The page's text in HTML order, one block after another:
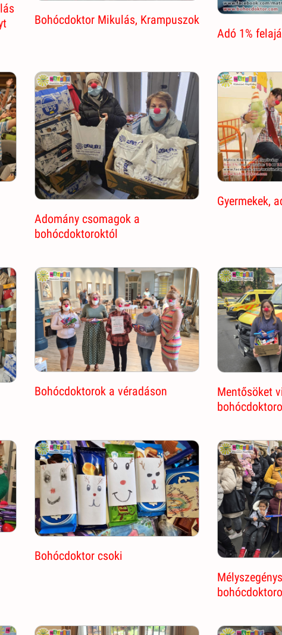
Bohócdoktor Mikulás, Krampuszok
Adó 1%
Adomány csomagok a
bohócdoktoroktól
Gyermekek,
Bohócdoktorok a véradáson
Mentősöket
Bohócdoktor csoki